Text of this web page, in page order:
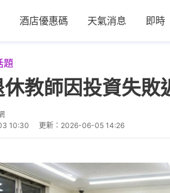
酒店優惠碼 天氣消息 即時
題
教師因投資失
10:30 更新： 2026-06-05 14:26